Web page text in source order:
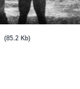
(85.2 Kb)